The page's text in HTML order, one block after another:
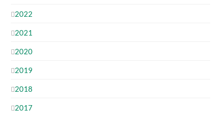
2022
2021
2020
2019
2018
2017